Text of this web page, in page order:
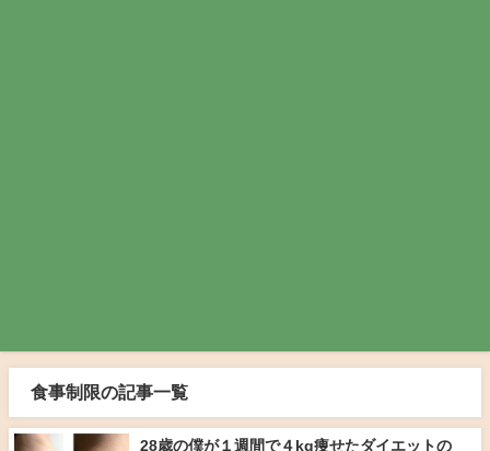
食事制限の記事一覧
28歳の僕が１週間で４kg痩せたダイエットの